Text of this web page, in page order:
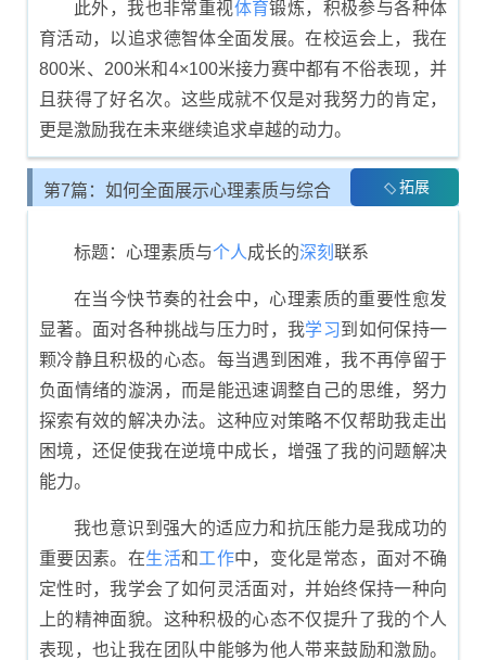
此外，我也非常重视体育锻炼，积极参与各种体
育活动，以追求德智体全面发展。在校运会上，我在
800米、200米和4×100米接力赛中都有不俗表现，并
且获得了好名次。这些成就不仅是对我努力的肯定，
更是激励我在未来继续追求卓越的动力。
第7篇：如何全面展示心理素质与综合 拓展
标题：心理素质与个人成长的深刻 联系
在当今快节奏的社会中，心理素质的重要性愈发
显著。面对各种挑战与压力时，我学习到如何保持一
颗冷静且积极的心态。每当遇到困难，我不再停留于
负面情绪的漩涡，而是能迅速调整自己的思维，努力
探索有效的解决办法。这种应对策略不仅帮助我走出
困境，还促使我在逆境中成长，增强了我的问题解决
能力。
我也意识到强大的适应力和抗压能力是我成功的
重要因素。在生活和工作中，变化是常态，面对不确
定性时，我学会了如何灵活面对，并始终保持一种向
上的精神面貌。这种积极的心态不仅提升了我的个人
表现，也让我在团队中能够为他人带来鼓励和激励。